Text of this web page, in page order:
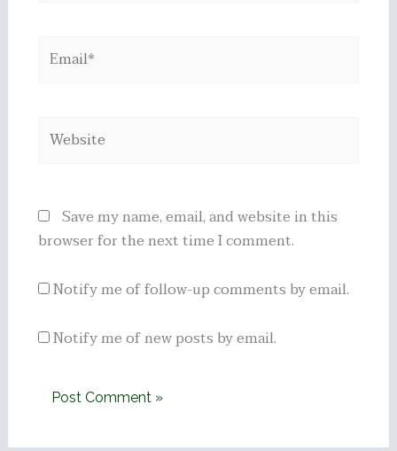
Email*
Website
Save my name, email, and website in this
browser for the next time I comment.
Notify me of follow-up comments by email.
Notify me of new posts by email.